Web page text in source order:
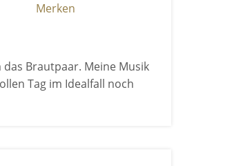
Merken
Brautpaar. Meine Musik
Tag im Idealfall noch